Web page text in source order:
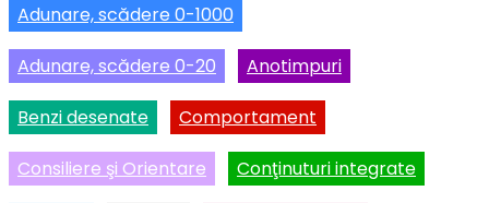
Adunare, scădere 0-1000
Adunare, scădere 0-20 Anotimpuri
Benzi desenate Comportament
Consiliere şi Orientare Conţinuturi integrate